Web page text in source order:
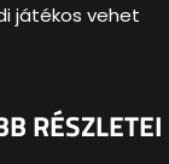
játékos vehet
RÉSZLETEI